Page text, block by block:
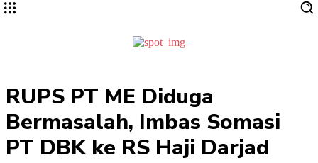
RUPS PT ME Diduga
Bermasalah, Imbas Somasi
PT DBK ke RS Haji Darjad